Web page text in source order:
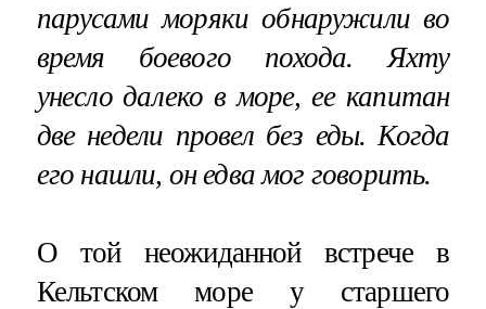
парусами моряки обнаружили во
время боевого похода. Яхту
унесло далеко в море, ее капитан
две недели провел без еды. Когда
его нашли, он едва мог говорить.
О той неожиданной встрече в
Кельтском море у старшего